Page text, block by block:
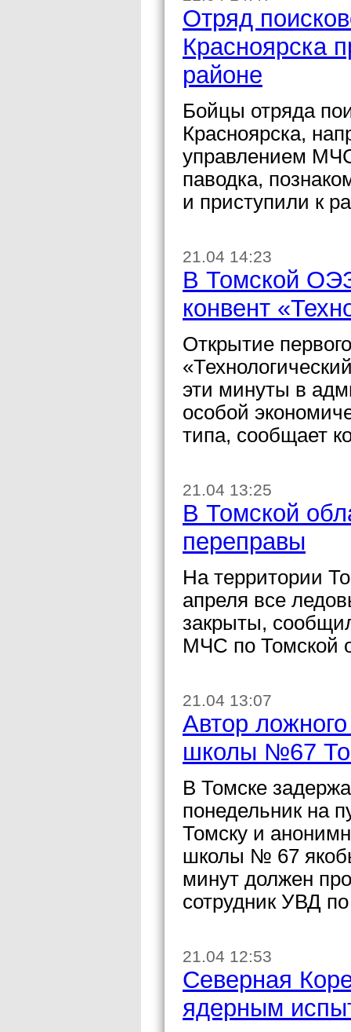
Отряд
Красноярска
районе
Бойцы отряда
Красноярска,
управлением
паводка,
и приступили к
21.04 14:23
В Томской
конвент
Открытие
эти минуты в
особой
типа, сообщает
21.04 13:25
В Томской
переправы
На территории
апреля все
закрыты,
МЧС по Томской
21.04 13:07
Автор
школы №67
В Томске
понедельник на
Томску и
школы № 67
минут должен
сотрудник УВД
21.04 12:53
Северная
ядерным